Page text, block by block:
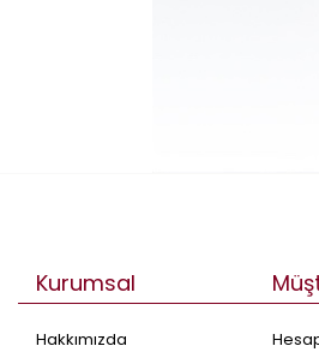
Kurumsal
Hakkımızda